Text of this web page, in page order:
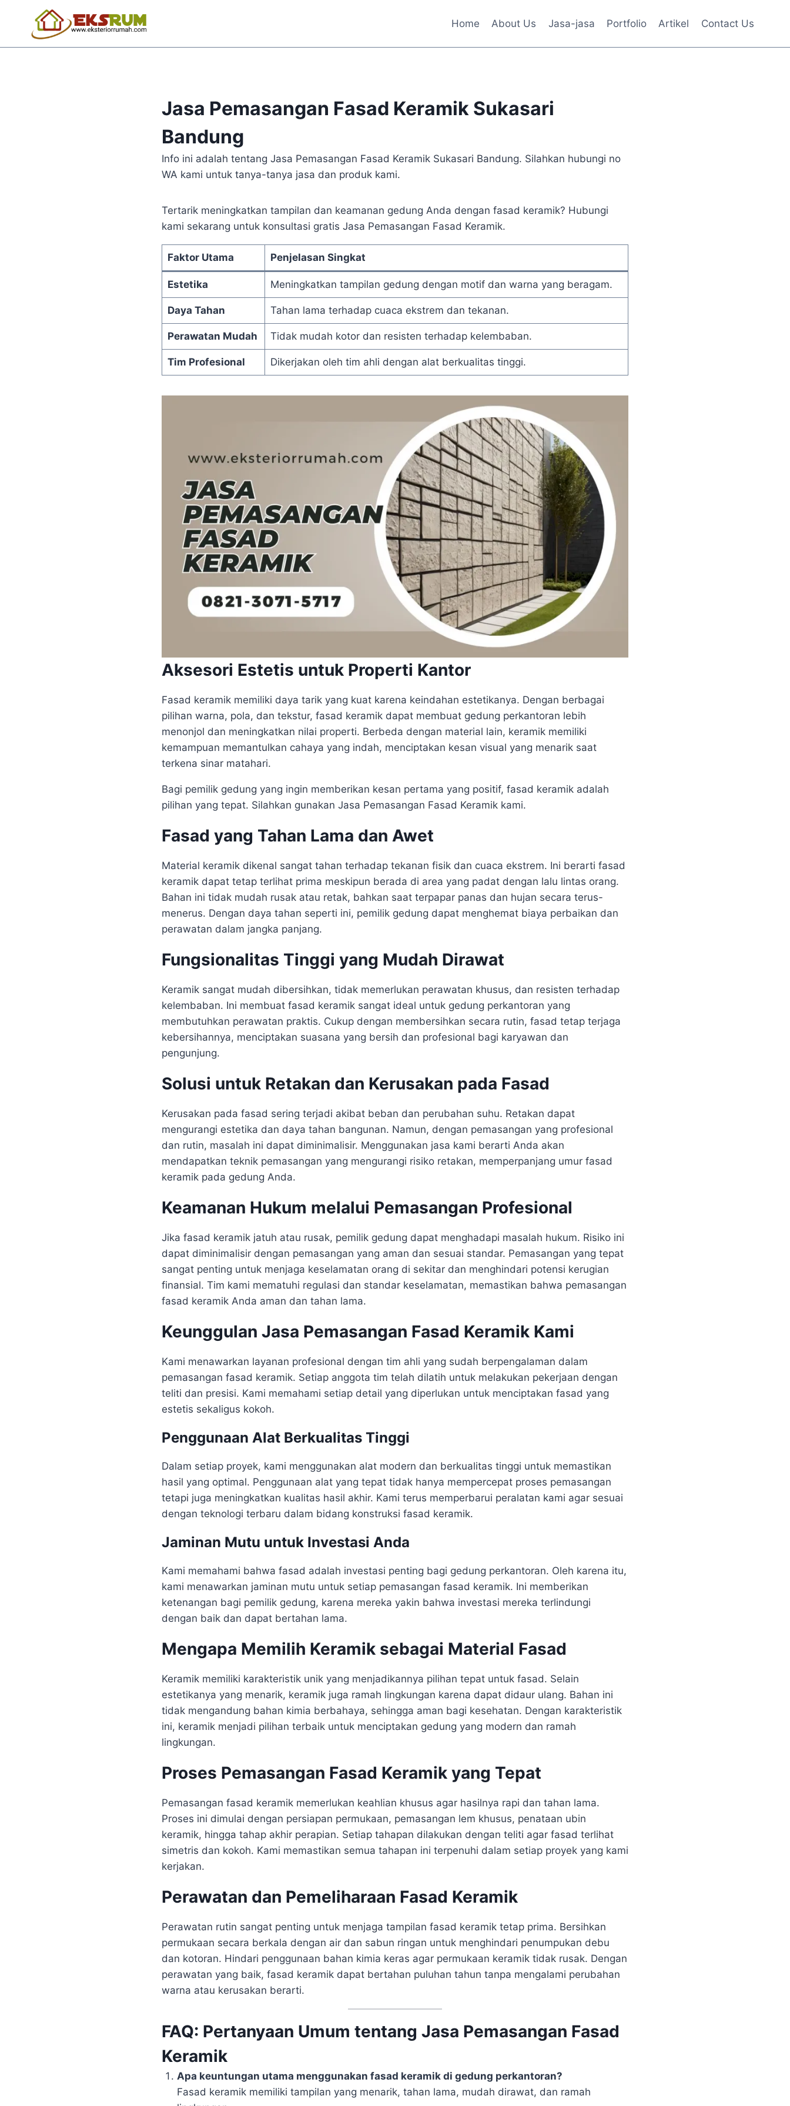
Home About Us Jasa-jasa Portfolio Artikel Contact Us
Jasa Pemasangan Fasad Keramik Sukasari
Bandung
Info ini adalah tentang Jasa Pemasangan Fasad Keramik Sukasari Bandung. Silahkan hubungi no
WA kami untuk tanya-tanya jasa dan produk kami.
Tertarik meningkatkan tampilan dan keamanan gedung Anda dengan fasad keramik? Hubungi
kami sekarang untuk konsultasi gratis Jasa Pemasangan Fasad Keramik.
Faktor Utama Penjelasan Singkat
Estetika Meningkatkan tampilan gedung dengan motif dan warna yang beragam.
Daya Tahan Tahan lama terhadap cuaca ekstrem dan tekanan.
Perawatan Mudah Tidak mudah kotor dan resisten terhadap kelembaban.
Tim Profesional Dikerjakan oleh tim ahli dengan alat berkualitas tinggi.
Aksesori Estetis untuk Properti Kantor
Fasad keramik memiliki daya tarik yang kuat karena keindahan estetikanya. Dengan berbagai
pilihan warna, pola, dan tekstur, fasad keramik dapat membuat gedung perkantoran lebih
menonjol dan meningkatkan nilai properti. Berbeda dengan material lain, keramik memiliki
kemampuan memantulkan cahaya yang indah, menciptakan kesan visual yang menarik saat
terkena sinar matahari.
Bagi pemilik gedung yang ingin memberikan kesan pertama yang positif, fasad keramik adalah
pilihan yang tepat. Silahkan gunakan Jasa Pemasangan Fasad Keramik kami.
Fasad yang Tahan Lama dan Awet
Material keramik dikenal sangat tahan terhadap tekanan fisik dan cuaca ekstrem. Ini berarti fasad
keramik dapat tetap terlihat prima meskipun berada di area yang padat dengan lalu lintas orang.
Bahan ini tidak mudah rusak atau retak, bahkan saat terpapar panas dan hujan secara terus-
menerus. Dengan daya tahan seperti ini, pemilik gedung dapat menghemat biaya perbaikan dan
perawatan dalam jangka panjang.
Fungsionalitas Tinggi yang Mudah Dirawat
Keramik sangat mudah dibersihkan, tidak memerlukan perawatan khusus, dan resisten terhadap
kelembaban. Ini membuat fasad keramik sangat ideal untuk gedung perkantoran yang
membutuhkan perawatan praktis. Cukup dengan membersihkan secara rutin, fasad tetap terjaga
kebersihannya, menciptakan suasana yang bersih dan profesional bagi karyawan dan
pengunjung.
Solusi untuk Retakan dan Kerusakan pada Fasad
Kerusakan pada fasad sering terjadi akibat beban dan perubahan suhu. Retakan dapat
mengurangi estetika dan daya tahan bangunan. Namun, dengan pemasangan yang profesional
dan rutin, masalah ini dapat diminimalisir. Menggunakan jasa kami berarti Anda akan
mendapatkan teknik pemasangan yang mengurangi risiko retakan, memperpanjang umur fasad
keramik pada gedung Anda.
Keamanan Hukum melalui Pemasangan Profesional
Jika fasad keramik jatuh atau rusak, pemilik gedung dapat menghadapi masalah hukum. Risiko ini
dapat diminimalisir dengan pemasangan yang aman dan sesuai standar. Pemasangan yang tepat
sangat penting untuk menjaga keselamatan orang di sekitar dan menghindari potensi kerugian
finansial. Tim kami mematuhi regulasi dan standar keselamatan, memastikan bahwa pemasangan
fasad keramik Anda aman dan tahan lama.
Keunggulan Jasa Pemasangan Fasad Keramik Kami
Kami menawarkan layanan profesional dengan tim ahli yang sudah berpengalaman dalam
pemasangan fasad keramik. Setiap anggota tim telah dilatih untuk melakukan pekerjaan dengan
teliti dan presisi. Kami memahami setiap detail yang diperlukan untuk menciptakan fasad yang
estetis sekaligus kokoh.
Penggunaan Alat Berkualitas Tinggi
Dalam setiap proyek, kami menggunakan alat modern dan berkualitas tinggi untuk memastikan
hasil yang optimal. Penggunaan alat yang tepat tidak hanya mempercepat proses pemasangan
tetapi juga meningkatkan kualitas hasil akhir. Kami terus memperbarui peralatan kami agar sesuai
dengan teknologi terbaru dalam bidang konstruksi fasad keramik.
Jaminan Mutu untuk Investasi Anda
Kami memahami bahwa fasad adalah investasi penting bagi gedung perkantoran. Oleh karena itu,
kami menawarkan jaminan mutu untuk setiap pemasangan fasad keramik. Ini memberikan
ketenangan bagi pemilik gedung, karena mereka yakin bahwa investasi mereka terlindungi
dengan baik dan dapat bertahan lama.
Mengapa Memilih Keramik sebagai Material Fasad
Keramik memiliki karakteristik unik yang menjadikannya pilihan tepat untuk fasad. Selain
estetikanya yang menarik, keramik juga ramah lingkungan karena dapat didaur ulang. Bahan ini
tidak mengandung bahan kimia berbahaya, sehingga aman bagi kesehatan. Dengan karakteristik
ini, keramik menjadi pilihan terbaik untuk menciptakan gedung yang modern dan ramah
lingkungan.
Proses Pemasangan Fasad Keramik yang Tepat
Pemasangan fasad keramik memerlukan keahlian khusus agar hasilnya rapi dan tahan lama.
Proses ini dimulai dengan persiapan permukaan, pemasangan lem khusus, penataan ubin
keramik, hingga tahap akhir perapian. Setiap tahapan dilakukan dengan teliti agar fasad terlihat
simetris dan kokoh. Kami memastikan semua tahapan ini terpenuhi dalam setiap proyek yang kami
kerjakan.
Perawatan dan Pemeliharaan Fasad Keramik
Perawatan rutin sangat penting untuk menjaga tampilan fasad keramik tetap prima. Bersihkan
permukaan secara berkala dengan air dan sabun ringan untuk menghindari penumpukan debu
dan kotoran. Hindari penggunaan bahan kimia keras agar permukaan keramik tidak rusak. Dengan
perawatan yang baik, fasad keramik dapat bertahan puluhan tahun tanpa mengalami perubahan
warna atau kerusakan berarti.
FAQ: Pertanyaan Umum tentang Jasa Pemasangan Fasad
Keramik
Apa keuntungan utama menggunakan fasad keramik di gedung perkantoran?
Fasad keramik memiliki tampilan yang menarik, tahan lama, mudah dirawat, dan ramah